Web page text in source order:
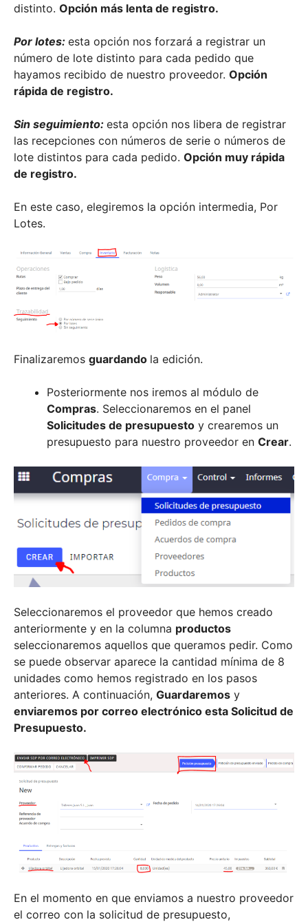
distinto. Opción más lenta de registro.
Por lotes: esta opción nos forzará a registrar un
número de lote distinto para cada pedido que
hayamos recibido de nuestro proveedor. Opción
rápida de registro.
Sin seguimiento: esta opción nos libera de registrar
las recepciones con números de serie o números de
lote distintos para cada pedido. Opción muy rápida
de registro.
En este caso, elegiremos la opción intermedia, Por
Lotes.
Finalizaremos guardando la edición.
Posteriormente nos iremos al módulo de
Compras. Seleccionaremos en el panel
Solicitudes de presupuesto y crearemos un
presupuesto para nuestro proveedor en Crear.
Seleccionaremos el proveedor que hemos creado
anteriormente y en la columna productos
seleccionaremos aquellos que queramos pedir. Como
se puede observar aparece la cantidad mínima de 8
unidades como hemos registrado en los pasos
anteriores. A continuación, Guardaremos y
enviaremos por correo electrónico esta Solicitud de
Presupuesto.
En el momento en que enviamos a nuestro proveedor
el correo con la solicitud de presupuesto,